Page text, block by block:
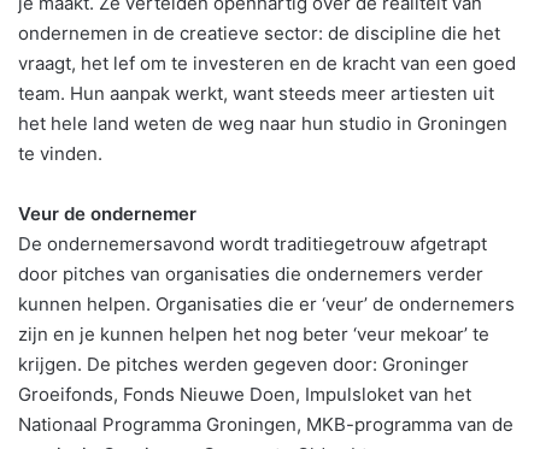
ondernemen in de creatieve sector: de discipline die het
vraagt, het lef om te investeren en de kracht van een goed
team. Hun aanpak werkt, want steeds meer artiesten uit
het hele land weten de weg naar hun studio in Groningen
te vinden.
Veur de ondernemer
De ondernemersavond wordt traditiegetrouw afgetrapt
door pitches van organisaties die ondernemers verder
kunnen helpen. Organisaties die er ‘veur’ de ondernemers
zijn en je kunnen helpen het nog beter ‘veur mekoar’ te
krijgen. De pitches werden gegeven door: Groninger
Groeifonds, Fonds Nieuwe Doen, Impulsloket van het
Nationaal Programma Groningen, MKB-programma van de